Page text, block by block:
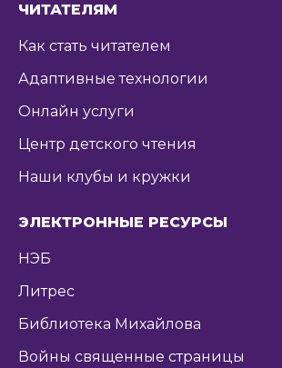
ЧИТАТЕЛЯМ
Как стать читателем
Адаптивные технологии
Онлайн услуги
Центр детского чтения
Наши клубы и кружки
ЭЛЕКТРОННЫЕ РЕСУРСЫ
НЭБ
Литрес
Библиотека Михайлова
Войны священные страницы